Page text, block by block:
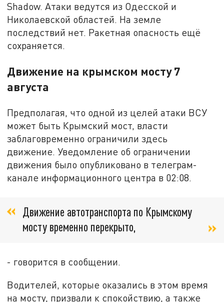
Shadow. Атаки ведутся из Одесской и
Николаевской областей. На земле
последствий нет. Ракетная опасность ещё
сохраняется.
Движение на крымском мосту 7
августа
Предполагая, что одной из целей атаки ВСУ
может быть Крымский мост, власти
заблаговременно ограничили здесь
движение. Уведомление об ограничении
движения было опубликовано в телеграм-
канале информационного центра в 02:08.
Движение автотранспорта по Крымскому
мосту временно перекрыто,
- говорится в сообщении.
Водителей, которые оказались в этом время
на мосту, призвали к спокойствию, а также